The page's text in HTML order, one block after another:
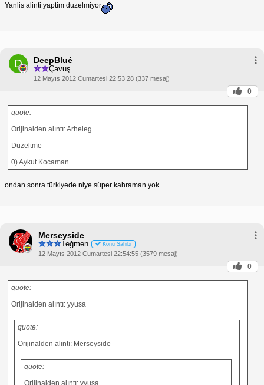
Yanlis alinti yaptim duzelmiyor
D DeepBlué
Çavuş
12 Mayıs 2012 Cumartesi 22:53:28 (337 mesaj)
0
quote:
Orijinalden alıntı: Arheleg
Düzeltme
0) Aykut Kocaman
ondan sonra türkiyede niye süper kahraman yok
Merseyside
Teğmen Konu Sahibi
12 Mayıs 2012 Cumartesi 22:54:55 (3579 mesaj)
0
quote:
Orijinalden alıntı: yyusa
quote:
Orijinalden alıntı: Merseyside
quote:
Orijinalden alıntı: yyusa